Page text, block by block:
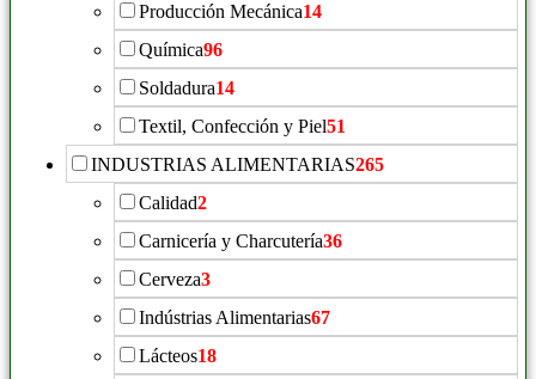
Producción Mecánica14
Química96
Soldadura14
Textil, Confección y Piel51
INDUSTRIAS ALIMENTARIAS265
Calidad2
Carnicería y Charcutería36
Cerveza3
Indústrias Alimentarias67
Lácteos18